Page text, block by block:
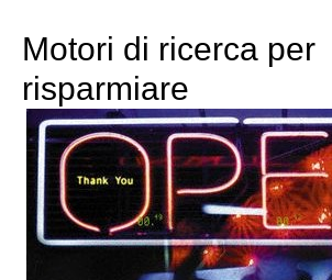
Motori di ricerca per
risparmiare